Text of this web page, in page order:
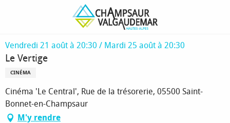
principal
Le Vertige
Vendredi 21 août à 20:30 / Mardi 25 août à 20:30
Le Vertige
CINÉMA
Cinéma 'Le Central', Rue de la trésorerie, 05500 Saint-
Bonnet-en-Champsaur
M'y rendre